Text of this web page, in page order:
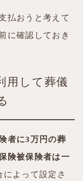
払おうと考えて
に確認しておき
用して葬儀
者に3万円の葬
険被保険者は一
によって設定さ